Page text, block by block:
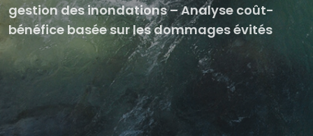
gestion des inondations – Analyse coût-
bénéfice basée sur les dommages évités